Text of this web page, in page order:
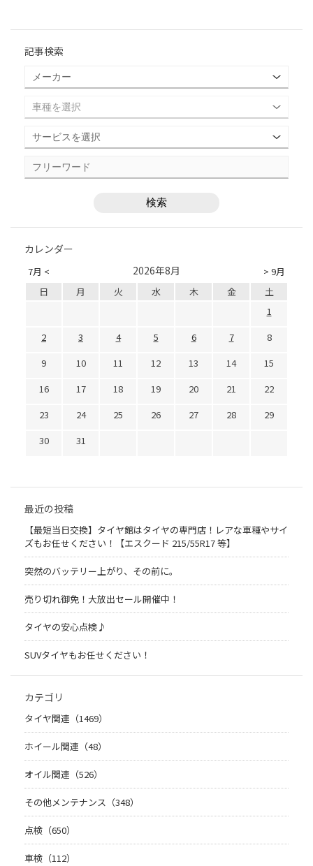
記事検索
カレンダー
7月 < > 9月
2026年8月
日 月 火 水 木 金
土
1
2
3 4 5 6 7
8
9
10 11 12 13 14
15
16
17 18 19 20 21
22
23
24 25 26 27 28
29
30
31
最近の投稿
【最短当日交換】タイヤ館はタイヤの専門店！レアな車種やサイ
ズもお任せください！【エスクード 215/55R17 等】
突然のバッテリー上がり、その前に。
売り切れ御免！大放出セール開催中！
タイヤの安心点検♪
SUVタイヤもお任せください！
カテゴリ
タイヤ関連（1469）
ホイール関連（48）
オイル関連（526）
その他メンテナンス（348）
点検（650）
車検（112）